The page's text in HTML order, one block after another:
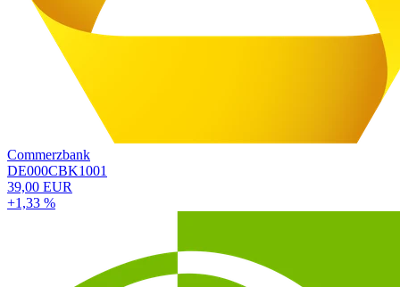
Commerzbank
DE000CBK1001
39,00 EUR
+1,33 %